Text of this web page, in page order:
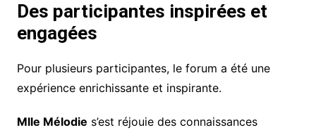
Des participantes inspirées et
engagées
Pour plusieurs participantes, le forum a été une
expérience enrichissante et inspirante.
Mlle Mélodie s’est réjouie des connaissances